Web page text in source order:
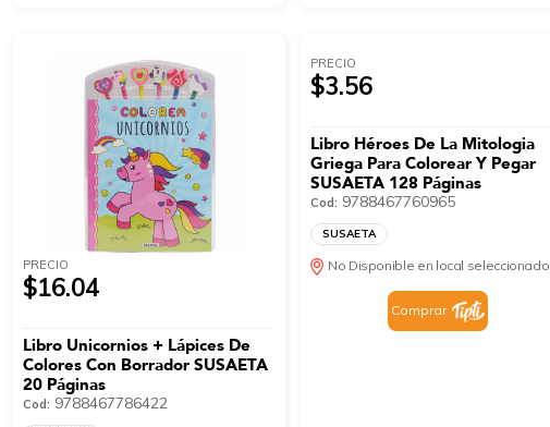
PRECIO
$16.04
Libro Unicornios + Lápices De
Colores Con Borrador SUSAETA
20 Páginas
Cod: 9788467786422
PRECIO
$3.56
Libro Héroes De La Mitologia
Griega Para Colorear Y Pegar
SUSAETA 128 Páginas
Cod: 9788467760965
SUSAETA
No Disponible en local seleccionado
Comprar